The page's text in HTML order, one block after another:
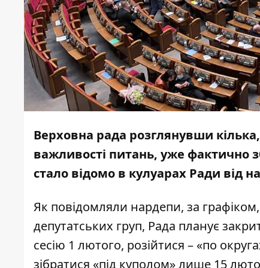
Верховна рада розглянувши
важливості питань, уже фактично
стало відомо в кулуарах Ради від
Як повідомляли нардепи, за
депутатських груп, Рада планує
сесію 1 лютого, розійтися – «по
зібратися «під куполом» лише 15